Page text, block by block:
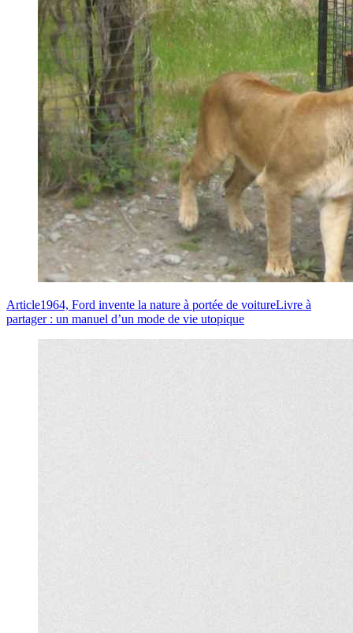
Article1964, Ford invente la nature à portée de voitureLivre à
partager : un manuel d’un mode de vie utopique